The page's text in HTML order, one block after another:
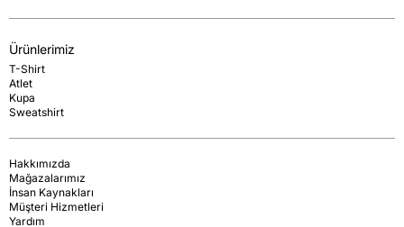
Ürünlerimiz
T-Shirt
Atlet
Kupa
Sweatshirt
Hakkımızda
Mağazalarımız
İnsan Kaynakları
Müşteri Hizmetleri
Yardım